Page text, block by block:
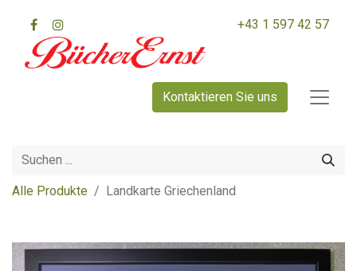
+43 1 597 42 57
Kontaktieren Sie uns
Alle Produkte Landkarte Griechenland